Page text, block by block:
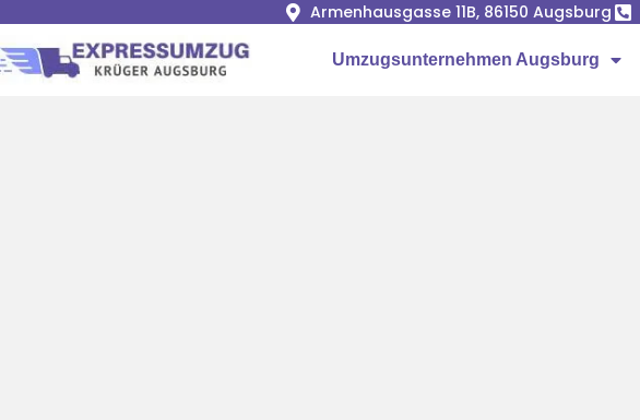
Armenhausgasse 11B, 86150 Augsburg
Umzugsunternehmen Augsburg